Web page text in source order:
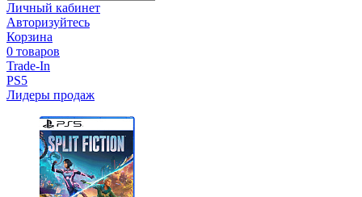
Личный кабинет
Авторизуйтесь
Корзина
0 товаров
Trade-In
PS5
Лидеры продаж